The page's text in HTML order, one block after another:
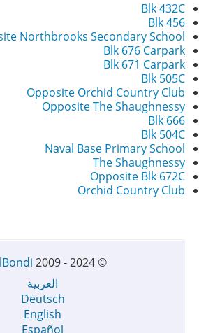
Blk 432C
Blk 456
Northbrooks Secondary School
Blk 676 Carpark
Blk 671 Carpark
Blk 505C
Opposite Orchid Country Club
Opposite The Shaughnessy
Blk 666
Blk 504C
Naval Base Primary School
The Shaughnessy
Opposite Blk 672C
Orchid Country Club
©
2009 - 2024
العربية
Deutsch
English
Español